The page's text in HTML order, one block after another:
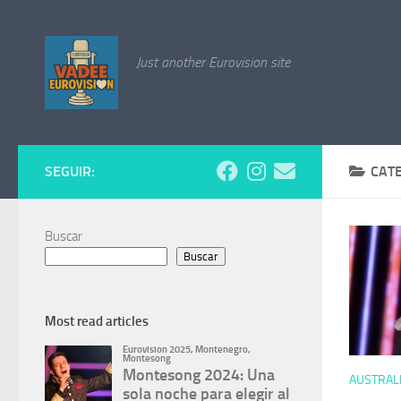
Just another Eurovision site
SEGUIR:
Buscar
Buscar
Most read articles